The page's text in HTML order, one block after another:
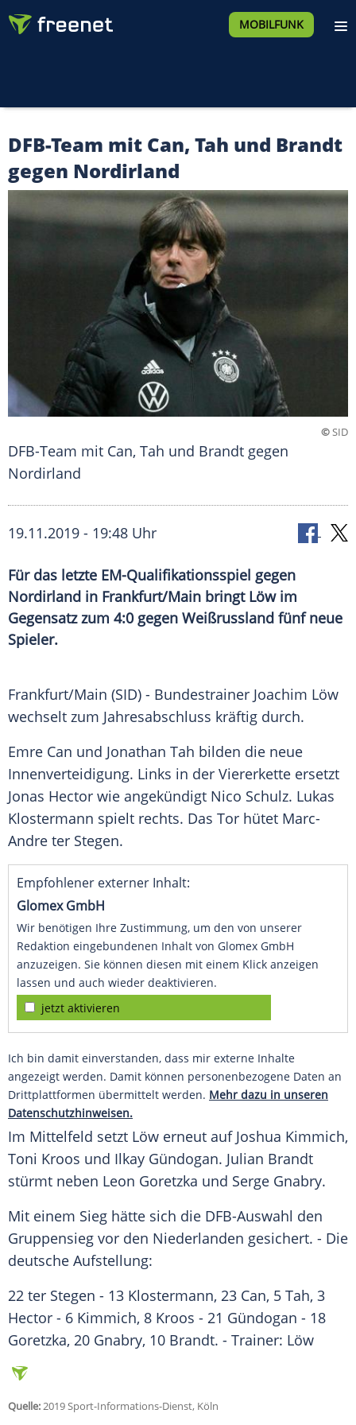
MOBILFUNK
DFB-Team mit Can, Tah und Brandt
gegen Nordirland
©SID
DFB-Team mit Can, Tah und Brandt gegen
Nordirland
19.11.2019 - 19:48 Uhr
Für das letzte EM-Qualifikationsspiel gegen
Nordirland in Frankfurt/Main bringt Löw im
Gegensatz zum 4:0 gegen Weißrussland fünf neue
Spieler.
Frankfurt/Main (SID) - Bundestrainer Joachim Löw
wechselt zum Jahresabschluss kräftig durch.
Emre Can und Jonathan Tah bilden die neue
Innenverteidigung. Links in der Viererkette ersetzt
Jonas Hector wie angekündigt Nico Schulz. Lukas
Klostermann spielt rechts. Das Tor hütet Marc-
Andre ter Stegen.
Empfohlener externer Inhalt:
Glomex GmbH
Wir benötigen Ihre Zustimmung, um den von unserer
Redaktion eingebundenen Inhalt von Glomex GmbH
anzuzeigen. Sie können diesen mit einem Klick anzeigen
lassen und auch wieder deaktivieren.
jetzt aktivieren
Ich bin damit einverstanden, dass mir externe Inhalte
angezeigt werden. Damit können personenbezogene Daten an
Drittplattformen übermittelt werden. Mehr dazu in unseren
Datenschutzhinweisen.
Im Mittelfeld setzt Löw erneut auf Joshua Kimmich,
Toni Kroos und Ilkay Gündogan. Julian Brandt
stürmt neben Leon Goretzka und Serge Gnabry.
Mit einem Sieg hätte sich die DFB-Auswahl den
Gruppensieg vor den Niederlanden gesichert. - Die
deutsche Aufstellung:
22 ter Stegen - 13 Klostermann, 23 Can, 5 Tah, 3
Hector - 6 Kimmich, 8 Kroos - 21 Gündogan - 18
Goretzka, 20 Gnabry, 10 Brandt. - Trainer: Löw
Quelle:2019 Sport-Informations-Dienst, Köln